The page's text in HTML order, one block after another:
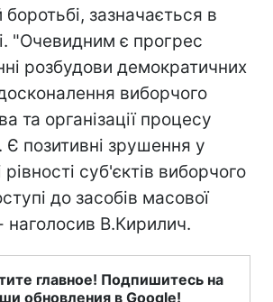
боротьбі, зазначається в
"Очевидним є прогрес
розбудови демократичних
виборчого
та організації процесу
Є позитивні зрушення у
рівності суб'єктів виборчого
до засобів масової
наголосив В.Кирилич.
главное! Подпишитесь на
обновления в Google!